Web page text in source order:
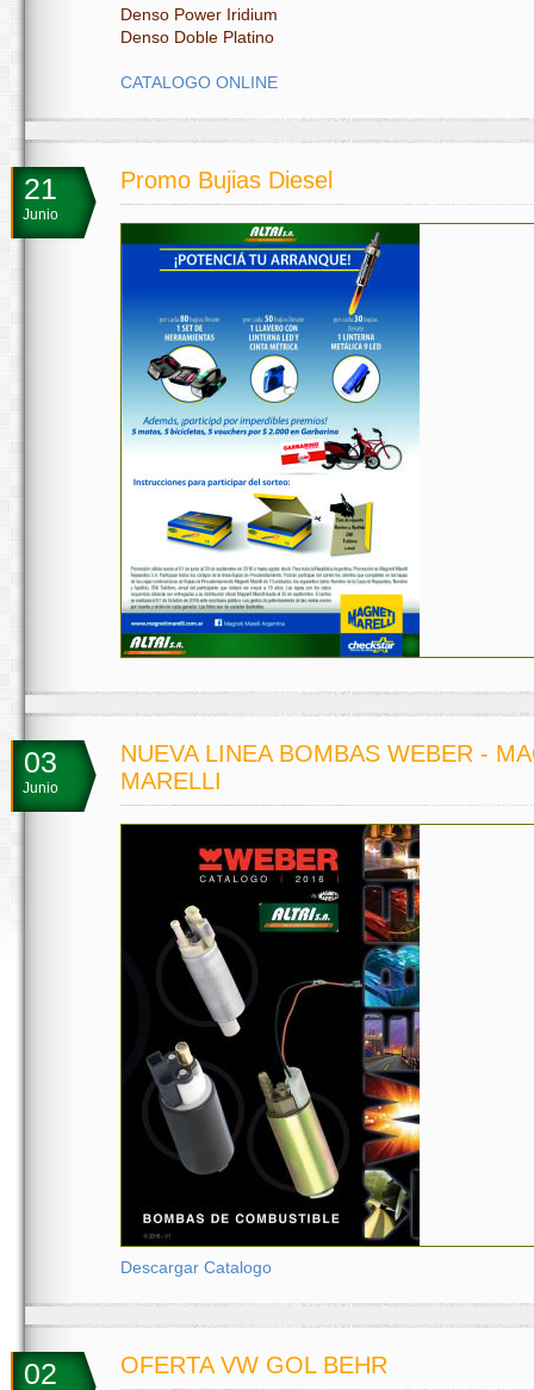
Denso Power Iridium
Denso Doble Platino
CATALOGO ONLINE
21
Junio
Promo Bujias Diesel
03
Junio
NUEVA LINEA BOMBAS WEBER -
MARELLI
Descargar Catalogo
02 OFERTA VW GOL BEHR